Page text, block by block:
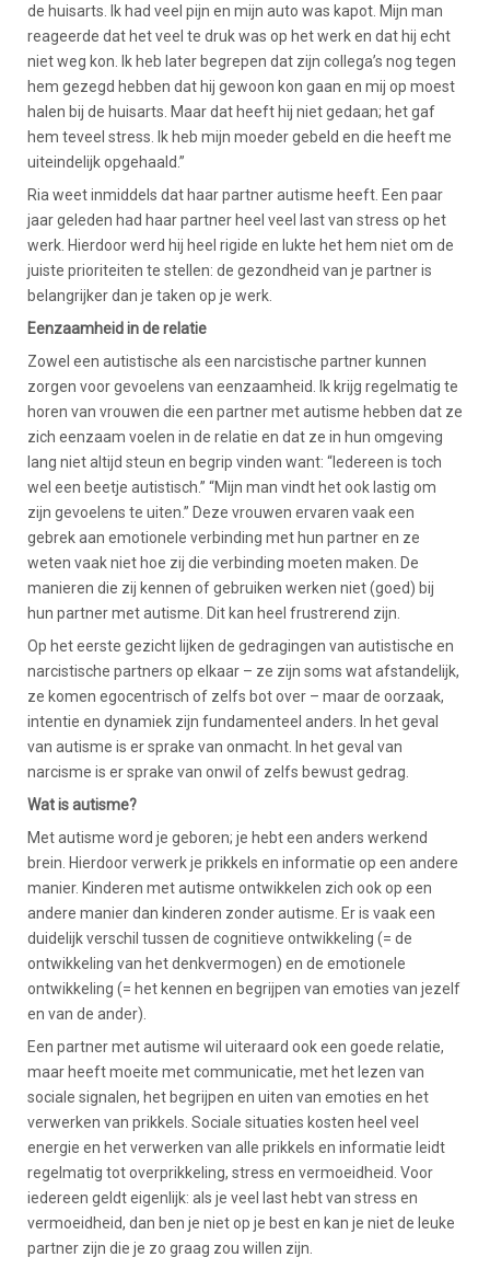
de huisarts. Ik had veel pijn en mijn auto was kapot. Mijn man
reageerde dat het veel te druk was op het werk en dat hij echt
niet weg kon. Ik heb later begrepen dat zijn collega’s nog tegen
hem gezegd hebben dat hij gewoon kon gaan en mij op moest
halen bij de huisarts. Maar dat heeft hij niet gedaan; het gaf
hem teveel stress. Ik heb mijn moeder gebeld en die heeft me
uiteindelijk opgehaald.”
Ria weet inmiddels dat haar partner autisme heeft. Een paar
jaar geleden had haar partner heel veel last van stress op het
werk. Hierdoor werd hij heel rigide en lukte het hem niet om de
juiste prioriteiten te stellen: de gezondheid van je partner is
belangrijker dan je taken op je werk.
Eenzaamheid in de relatie
Zowel een autistische als een narcistische partner kunnen
zorgen voor gevoelens van eenzaamheid. Ik krijg regelmatig te
horen van vrouwen die een partner met autisme hebben dat ze
zich eenzaam voelen in de relatie en dat ze in hun omgeving
lang niet altijd steun en begrip vinden want: “Iedereen is toch
wel een beetje autistisch.” “Mijn man vindt het ook lastig om
zijn gevoelens te uiten.” Deze vrouwen ervaren vaak een
gebrek aan emotionele verbinding met hun partner en ze
weten vaak niet hoe zij die verbinding moeten maken. De
manieren die zij kennen of gebruiken werken niet (goed) bij
hun partner met autisme. Dit kan heel frustrerend zijn.
Op het eerste gezicht lijken de gedragingen van autistische en
narcistische partners op elkaar – ze zijn soms wat afstandelijk,
ze komen egocentrisch of zelfs bot over – maar de oorzaak,
intentie en dynamiek zijn fundamenteel anders. In het geval
van autisme is er sprake van onmacht. In het geval van
narcisme is er sprake van onwil of zelfs bewust gedrag.
Wat is autisme?
Met autisme word je geboren; je hebt een anders werkend
brein. Hierdoor verwerk je prikkels en informatie op een andere
manier. Kinderen met autisme ontwikkelen zich ook op een
andere manier dan kinderen zonder autisme. Er is vaak een
duidelijk verschil tussen de cognitieve ontwikkeling (= de
ontwikkeling van het denkvermogen) en de emotionele
ontwikkeling (= het kennen en begrijpen van emoties van jezelf
en van de ander).
Een partner met autisme wil uiteraard ook een goede relatie,
maar heeft moeite met communicatie, met het lezen van
sociale signalen, het begrijpen en uiten van emoties en het
verwerken van prikkels. Sociale situaties kosten heel veel
energie en het verwerken van alle prikkels en informatie leidt
regelmatig tot overprikkeling, stress en vermoeidheid. Voor
iedereen geldt eigenlijk: als je veel last hebt van stress en
vermoeidheid, dan ben je niet op je best en kan je niet de leuke
partner zijn die je zo graag zou willen zijn.